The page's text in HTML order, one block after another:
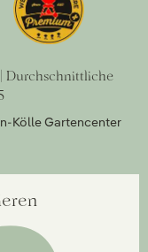
Durchschnittliche
Kölle Gartencenter